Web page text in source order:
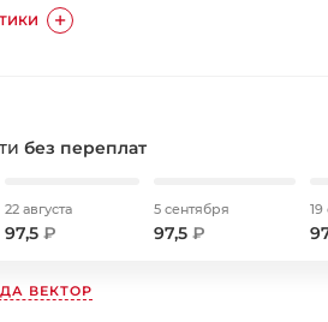
без переплат
22 августа
97,5 ₽
5 сентября
97,5 ₽
ВЕКТОР